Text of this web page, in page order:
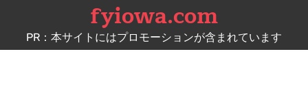
content
fyiowa.com
PR：本サイトにはプロモーションが含まれています